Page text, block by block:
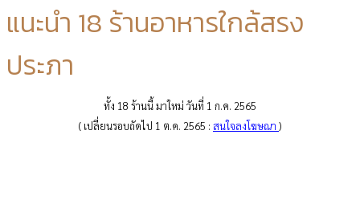
แนะนำ 18 ร้านอาหารใกล้สรง
ประภา
ทั้ง 18 ร้านนี้ มาใหม่ วันที่ 1 ก.ค. 2565
( เปลี่ยนรอบถัดไป 1 ต.ค. 2565 : สนใจลงโฆษณา )